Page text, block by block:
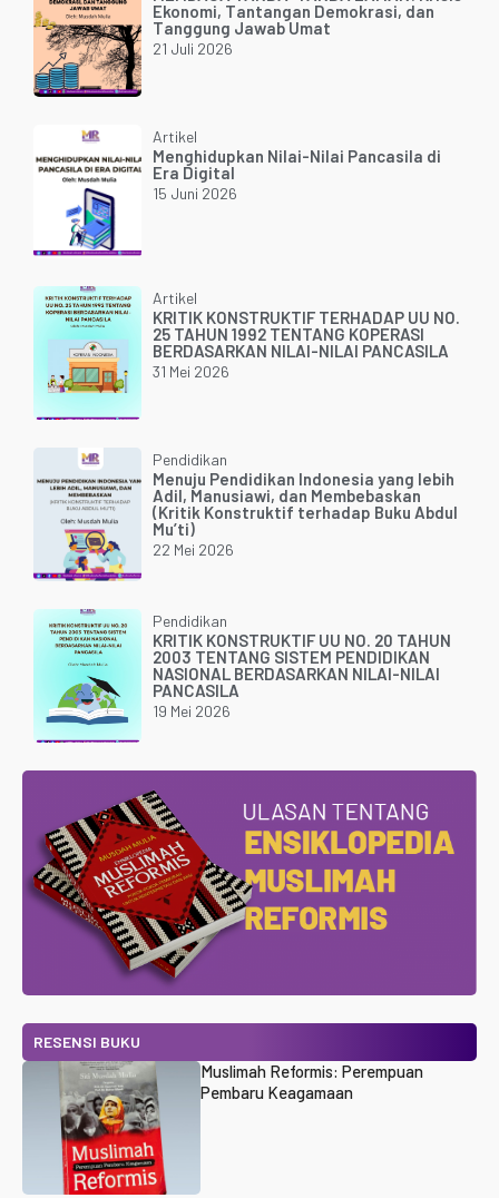
Ekonomi, Tantangan Demokrasi, dan
Tanggung Jawab Umat
21 Juli 2026
Artikel
Menghidupkan Nilai-Nilai Pancasila di
Era Digital
15 Juni 2026
Artikel
KRITIK KONSTRUKTIF TERHADAP UU NO.
25 TAHUN 1992 TENTANG KOPERASI
BERDASARKAN NILAI-NILAI PANCASILA
31 Mei 2026
Pendidikan
Menuju Pendidikan Indonesia yang lebih
Adil, Manusiawi, dan Membebaskan
(Kritik Konstruktif terhadap Buku Abdul
Mu’ti)
22 Mei 2026
Pendidikan
KRITIK KONSTRUKTIF UU NO. 20 TAHUN
2003 TENTANG SISTEM PENDIDIKAN
NASIONAL BERDASARKAN NILAI-NILAI
PANCASILA
19 Mei 2026
RESENSI BUKU
Muslimah Reformis: Perempuan
Pembaru Keagamaan